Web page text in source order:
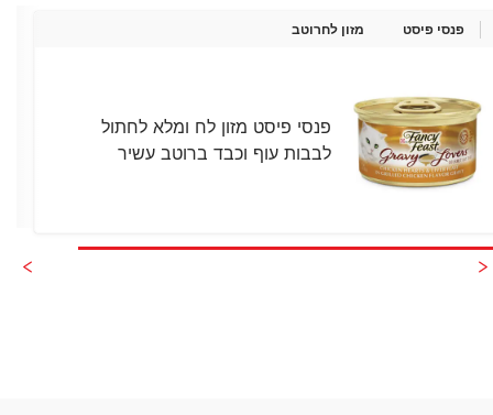
פנסי פיסט מזון לחרוטב
פנסי פיסט מזון לח ומלא לחתול
לבבות עוף וכבד ברוטב עשיר